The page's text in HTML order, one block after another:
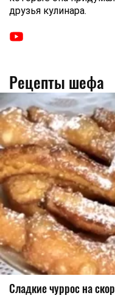
друзья кулинара.
Рецепты шефа
Сладкие чуррос на